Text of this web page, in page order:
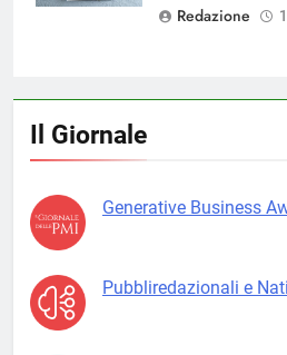
Redazione
Il Giornale
Generative Business
Pubbliredazionali e